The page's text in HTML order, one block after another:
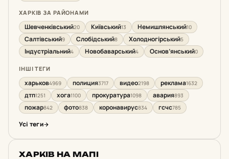
ХАРКІВ ЗА РАЙОНАМИ
Шевченківський20 Київський13 Немишлянський10
Салтівський9 Слобідський8 Холодногірський5
Індустріальний4 Новобаварський4 Основ’янський0
ІНШІ ТЕГИ
харьков4969 полиция3717 видео2198 реклама1632
дтп1251 хога1100 прокуратура1098 авария893
пожар842 фото838 коронавирус834 гсчс785
Усі теги
ХАРКІВ НА МАПІ